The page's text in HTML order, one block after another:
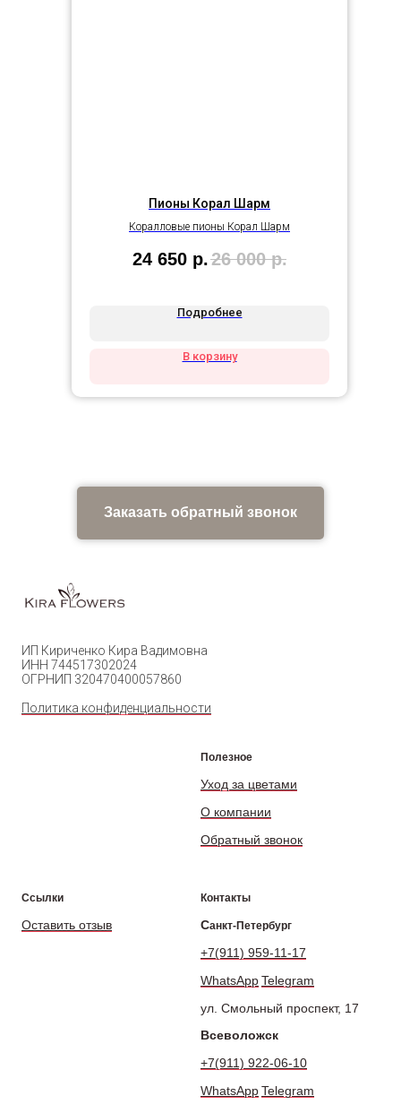
Пионы Корал Шарм
Коралловые пионы Корал Шарм
24 650 р.26 000 р.
Подробнее
В корзину
Заказать обратный звонок
ИП Кириченко Кира Вадимовна
ИНН 744517302024
ОГРНИП 320470400057860
Политика конфиденциальности
Полезное
Уход за цветами
О компании
Обратный звонок
Ссылки
Оставить отзыв
Контакты
Санкт-Петербург
+7(911) 959-11-17
WhatsAppTelegram
ул. Смольный проспект, 17
Всеволожск
+7(911) 922-06-10
WhatsAppTelegram